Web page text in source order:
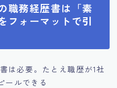
職務経歴書は「素
フォーマットで引
は必要。たとえ職歴が1社
ールできる